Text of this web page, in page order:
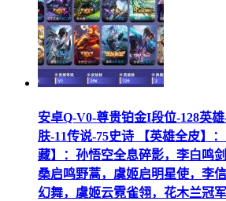
安卓Q-V0-尊贵铂金I段位-128英
肤-11传说-75史诗 【英雄全皮】
藏】：孙悟空全息碎影，李白鸣
桑启鸣野蒿，虞姬启明星使，李
幻舞，虞姬云霓雀翎，花木兰冠